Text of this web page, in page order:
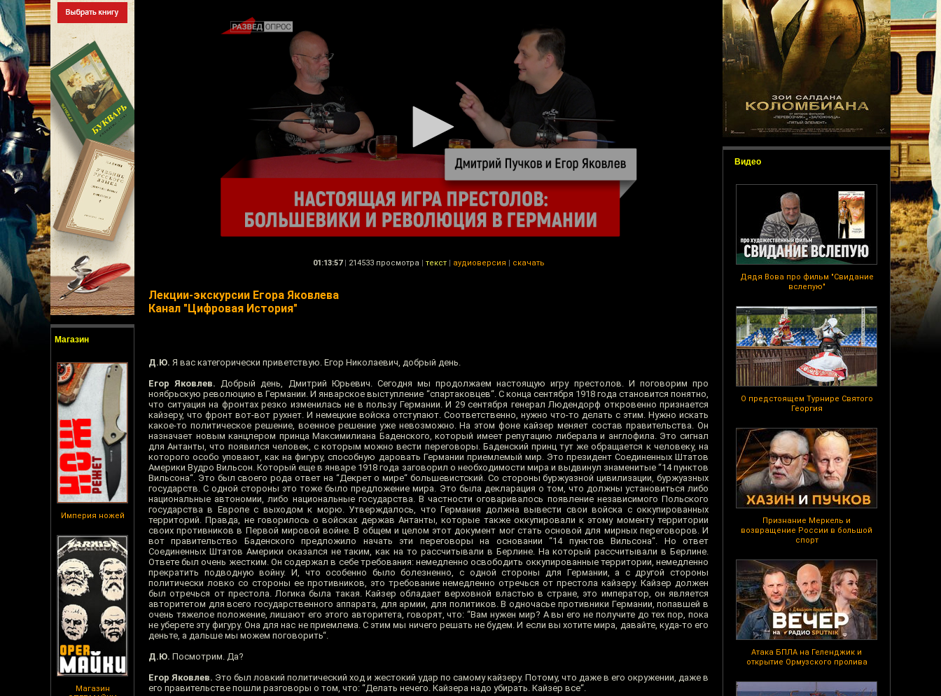
Магазин
Империя ножей
Магазин
Видео
Дядя Вова про фильм "Свидание
вслепую"
О предстоящем Турнире Святого
Георгия
Признание Меркель и
возвращение России в большой
спорт
Атака БПЛА на Геленджик и
открытие Ормузского пролива
01:13:57 | 214533 просмотра | текст | аудиоверсия | скачать
Лекции-экскурсии Егора Яковлева
Канал "Цифровая История"
Д.Ю. Я вас категорически приветствую. Егор Николаевич, добрый день.
Егор Яковлев. Добрый день, Дмитрий Юрьевич. Сегодня мы продолжаем настоящую игру престолов. И поговорим про
ноябрьскую революцию в Германии. И январское выступление “спартаковцев“. С конца сентября 1918 года становится понятно,
что ситуация на фронтах резко изменилась не в пользу Германии. И 29 сентября генерал Людендорф откровенно признается
кайзеру, что фронт вот-вот рухнет. И немецкие войска отступают. Соответственно, нужно что-то делать с этим. Нужно искать
какое-то политическое решение, военное решение уже невозможно. На этом фоне кайзер меняет состав правительства. Он
назначает новым канцлером принца Максимилиана Баденского, который имеет репутацию либерала и англофила. Это сигнал
для Антанты, что появился человек, с которым можно вести переговоры. Баденский принц тут же обращается к человеку, на
которого особо уповают, как на фигуру, способную даровать Германии приемлемый мир. Это президент Соединенных Штатов
Америки Вудро Вильсон. Который еще в январе 1918 года заговорил о необходимости мира и выдвинул знаменитые “14 пунктов
Вильсона“. Это был своего рода ответ на “Декрет о мире“ большевистский. Со стороны буржуазной цивилизации, буржуазных
государств. С одной стороны это тоже было предложение мира. Это была декларация о том, что должны установиться либо
национальные автономии, либо национальные государства. В частности оговаривалось появление независимого Польского
государства в Европе с выходом к морю. Утверждалось, что Германия должна вывести свои войска с оккупированных
территорий. Правда, не говорилось о войсках держав Антанты, которые также оккупировали к этому моменту территории
своих противников в Первой мировой войне. В общем и целом этот документ мог стать основой для мирных переговоров. И
вот правительство Баденского предложило начать эти переговоры на основании “14 пунктов Вильсона“. Но ответ
Соединенных Штатов Америки оказался не таким, как на то рассчитывали в Берлине. На который рассчитывали в Берлине.
Ответе был очень жестким. Он содержал в себе требования: немедленно освободить оккупированные территории, немедленно
прекратить подводную войну. И, что особенно было болезненно, с одной стороны для Германии, а с другой стороны
политически ловко со стороны ее противников, это требование немедленно отречься от престола кайзеру. Кайзер должен
был отречься от престола. Логика была такая. Кайзер обладает верховной властью в стране, это император, он является
авторитетом для всего государственного аппарата, для армии, для политиков. В одночасье противники Германии, попавшей в
очень тяжелое положение, лишают его этого авторитета, говорят, что: “Вам нужен мир? А вы его не получите до тех пор, пока
не уберете эту фигуру. Она для нас не приемлема. С этим мы ничего решать не будем. И если вы хотите мира, давайте, куда-то его
деньте, а дальше мы можем поговорить“.
Д.Ю. Посмотрим. Да?
Егор Яковлев. Это был ловкий политический ход и жестокий удар по самому кайзеру. Потому, что даже в его окружении, даже в
его правительстве пошли разговоры о том, что: “Делать нечего. Кайзера надо убирать. Кайзер все“.